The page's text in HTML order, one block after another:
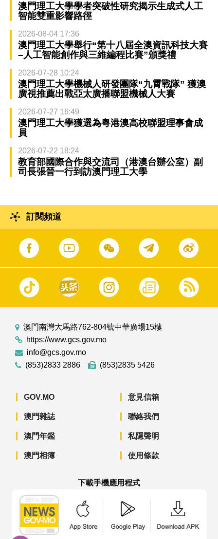
澳門理工大學學者突破性研究揭示生成式人工
智能雙重影響路徑
2026-08-04 17:36
澳門理工大學舉行“第十八屆全澳資訊科技大賽
–人工智能創作與三維編程比賽”頒獎禮
2026-07-28 10:24
澳門理工大學機械人研發團隊“九霄戰隊” 獲澳
廣視推薦出戰亞太廣播聯盟機械人大賽
2026-07-27 16:49
澳門理工大學獲選為粵港澳高校聯盟理事會成
員
2026-07-22 18:24
教育部國際合作與交流司（港澳台辦公室）副
司長張晉一行到訪澳門理工大學
訂閱頻道
澳門南灣大馬路762-804號中華廣場15樓
https://www.gcs.gov.mo
info@gcs.gov.mo
(853)2833 2886
(853)2835 5426
GOV.MO
澳門雜誌
澳門年鑑
澳門相簿
意見信箱
聯絡我們
私隱聲明
使用條款
下載手機應用程式